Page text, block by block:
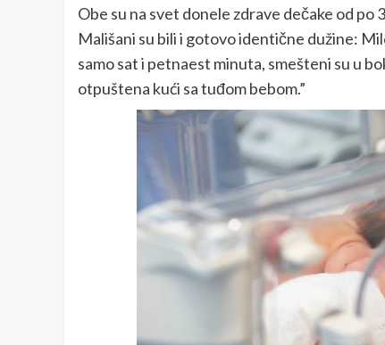
Obe su na svet donele zdrave dečake od
Mališani su bili i gotovo identične dužine:
samo sat i petnaest minuta, smešteni su u
otpuštena kući sa tuđom bebom.”